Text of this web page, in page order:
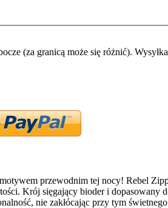
(za granicą może się różnić).
przewodnim tej nocy! Rebel
Krój sięgający bioder i
nie zakłócając przy tym